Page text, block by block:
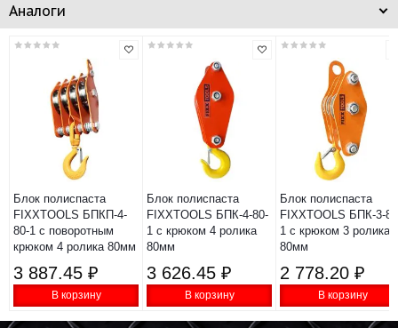
Аналоги
Блок полиспаста
FIXXTOOLS БПКП-4-
80-1 с поворотным
крюком 4 ролика 80мм
3 887.45 ₽
В корзину
Блок полиспаста
FIXXTOOLS БПК-4-80-
1 с крюком 4 ролика
80мм
3 626.45 ₽
В корзину
Блок полиспаста
FIXXTOOLS БПК-3-
1 с крюком 3 ролика
80мм
2 778.20 ₽
В корзину